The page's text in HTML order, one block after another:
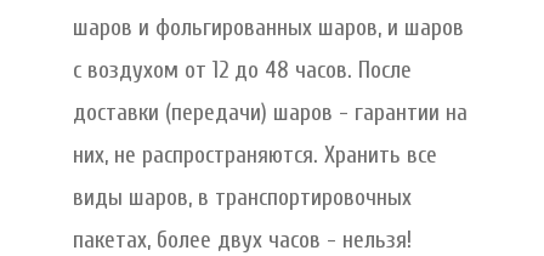
шаров и фольгированных шаров, и шаров
с воздухом от 12 до 48 часов. После
доставки (передачи) шаров - гарантии на
них, не распространяются. Хранить все
виды шаров, в транспортировочных
пакетах, более двух часов - нельзя!